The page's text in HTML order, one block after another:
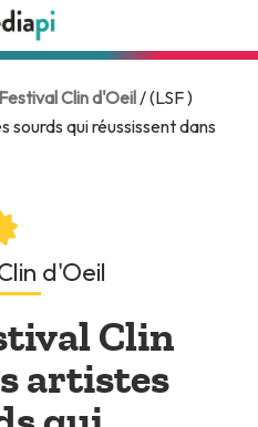
Festival Clin d'Oeil/ (LSF )
qui réussissent dans
d'Oeil
Clin
artistes